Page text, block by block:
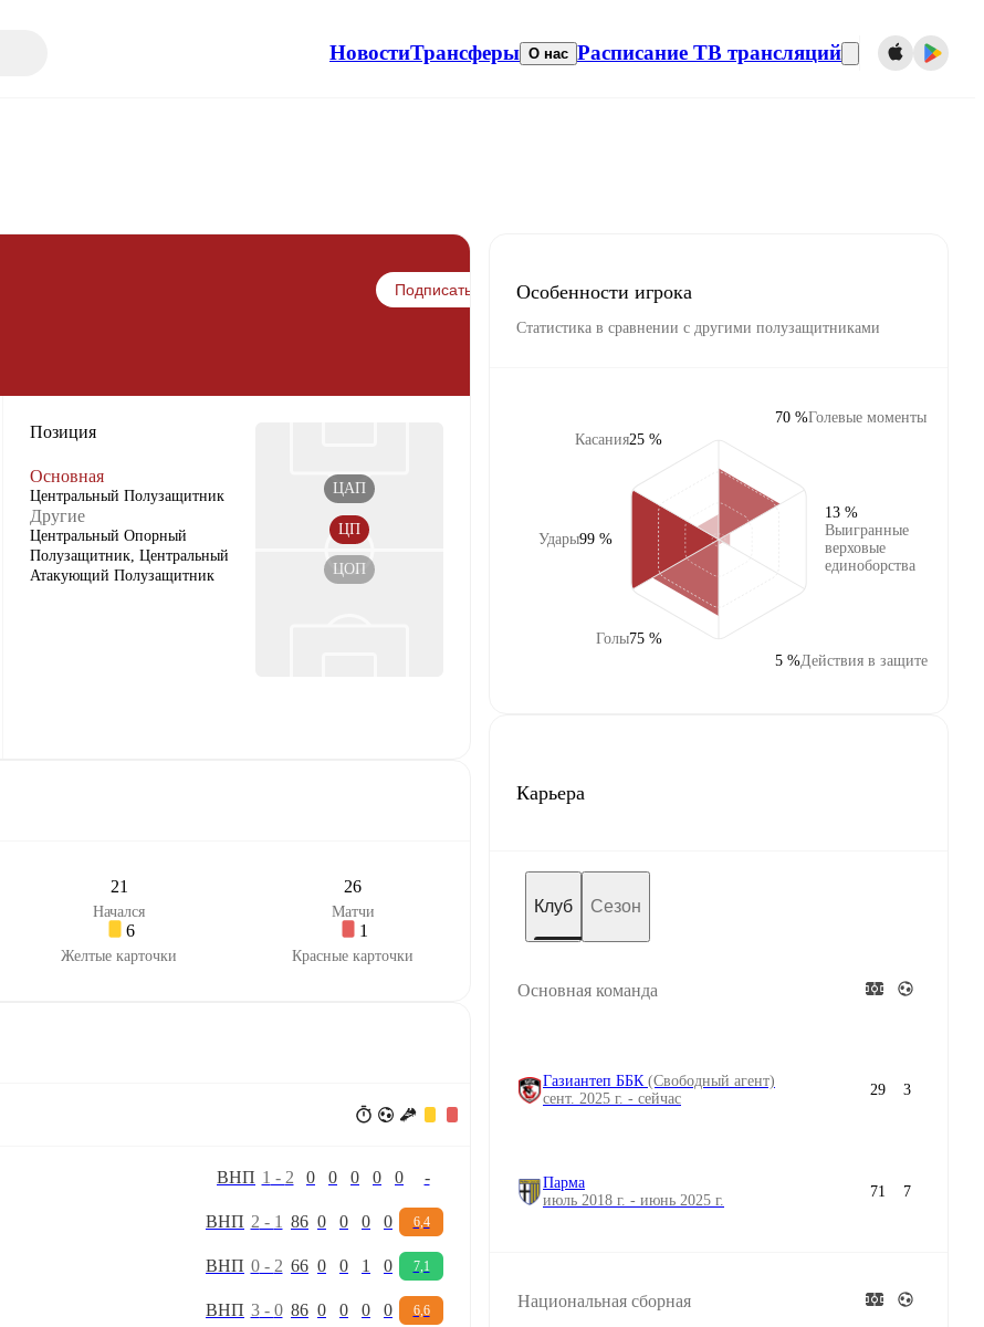
НовостиТрансферы О нас Расписание ТВ трансляций
Подписаться
Позиция
Основная
Центральный Полузащитник
Другие
Центральный Опорный
Полузащитник, Центральный
Атакующий Полузащитник
ЦОП
ЦП
ЦАП
21
Начался
26
Матчи
6
Желтые карточки
1
Красные карточки
ВНП 1 - 2 0 0 0 0 0 -
ВНП 2 - 1 86 0 0 0 0 6,4
ВНП 0- 2 66 0 0 1 0 7,1
ВНП 3- 0 86 0 0 0 0 6,6
Особенности игрока
Статистика в сравнении с другими полузащитниками
Касания25 %
Удары99 %
Голы75 %
Голевые моменты
70 %
Выигранные
верховые
единоборства
13 %
Действия в защите
5 %
Карьера
Клуб Сезон
Основная команда
Газиантеп ББК(Свободный агент)
сент. 2025 г. - сейчас
29 3
Парма
июль 2018 г. - июнь 2025 г.
71 7
Национальная сборная